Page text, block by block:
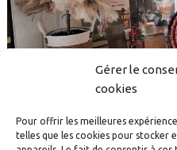
Gérer le
cookies
Pour offrir les meilleures
telles que les cookies pour stocker